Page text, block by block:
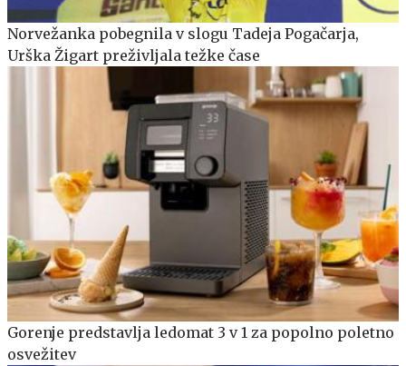
Norvežanka pobegnila v slogu Tadeja Pogačarja,
Urška Žigart preživljala težke čase
Gorenje predstavlja ledomat 3 v 1 za popolno poletno
osvežitev